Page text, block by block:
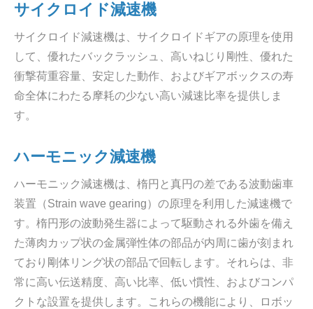
サイクロイド減速機
サイクロイド減速機は、サイクロイドギアの原理を使用
して、優れたバックラッシュ、高いねじり剛性、優れた
衝撃荷重容量、安定した動作、およびギアボックスの寿
命全体にわたる摩耗の少ない高い減速比率を提供しま
す。
ハーモニック減速機
ハーモニック減速機は、楕円と真円の差である波動歯車
装置（Strain wave gearing）の原理を利用した減速機で
す。楕円形の波動発生器によって駆動される外歯を備え
た薄肉カップ状の金属弾性体の部品が内周に歯が刻まれ
ており剛体リング状の部品で回転します。それらは、非
常に高い伝送精度、高い比率、低い慣性、およびコンパ
クトな設置を提供します。これらの機能により、ロボッ